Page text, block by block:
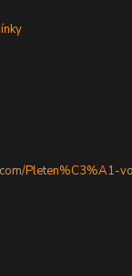
Pleten%C3%A1-